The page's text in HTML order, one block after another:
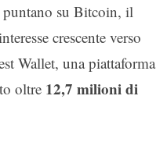
su Bitcoin, il
crescente verso
Wallet, una piattaforma
oltre 12,7 milioni di